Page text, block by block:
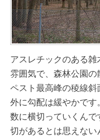
アスレチックのある
雰囲気で、森林公園
ペスト最高峰の稜線
外に勾配は緩やかで
数に横切っていくんで
切があるとは思えな